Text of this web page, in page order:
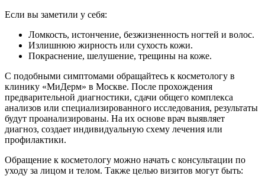
Если вы заметили у себя:
Ломкость, истончение, безжизненность ногтей и волос.
Излишнюю жирность или сухость кожи.
Покраснение, шелушение, трещины на коже.
С подобными симптомами обращайтесь к косметологу в
клинику «МиДерм» в Москве. После прохождения
предварительной диагностики, сдачи общего комплекса
анализов или специализированного исследования, результаты
будут проанализированы. На их основе врач выявляет
диагноз, создает индивидуальную схему лечения или
профилактики.
Обращение к косметологу можно начать с консультации по
уходу за лицом и телом. Также целью визитов могут быть: